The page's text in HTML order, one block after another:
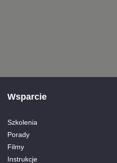
Wsparcie
Szkolenia
Porady
Filmy
Instrukcje